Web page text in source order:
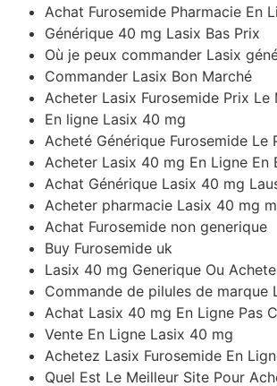
Achat Furosemide Pharmacie En
Générique 40 mg Lasix Bas Prix
Où je peux commander Lasix
Commander Lasix Bon Marché
Acheter Lasix Furosemide Prix Le
En ligne Lasix 40 mg
Acheté Générique Furosemide Le
Acheter Lasix 40 mg En Ligne En
Achat Générique Lasix 40 mg
Acheter pharmacie Lasix 40 mg
Achat Furosemide non generique
Buy Furosemide uk
Lasix 40 mg Generique Ou
Commande de pilules de marque
Achat Lasix 40 mg En Ligne Pas
Vente En Ligne Lasix 40 mg
Achetez Lasix Furosemide En
Quel Est Le Meilleur Site Pour